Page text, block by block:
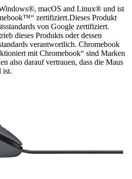
macOS and Linux® und ist
zertifiziert.Dieses Produkt
von Google zertifiziert.
dieses Produkts oder dessen
verantwortlich. Chromebook
mit Chromebook“ sind Marken
also darauf vertrauen, dass die Maus
ist.